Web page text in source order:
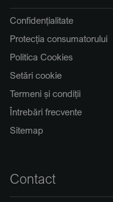
Confidențialitate
Protecția consumatorului
Politica Cookies
Setări cookie
Termeni și condiții
Întrebări frecvente
Sitemap
Contact